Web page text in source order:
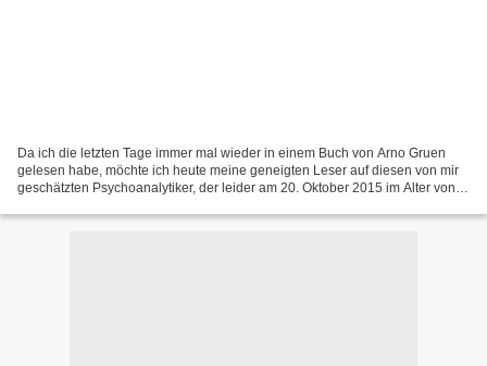
Da ich die letzten Tage immer mal wieder in einem Buch von Arno Gruen
gelesen habe, möchte ich heute meine geneigten Leser auf diesen von mir
geschätzten Psychoanalytiker, der leider am 20. Oktober 2015 im Alter von